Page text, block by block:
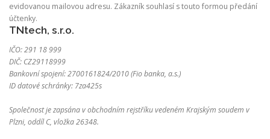
evidovanou mailovou adresu. Zákazník souhlasí s touto formou předání
účtenky.
TNtech, s.r.o.
IČO: 291 18 999
DIČ: CZ29118999
Bankovní spojení: 2700161824/2010 (Fio banka, a.s.)
ID datové schránky: 7za425s
Společnost je zapsána v obchodním rejstříku vedeném Krajským soudem v
Plzni, oddíl C, vložka 26348.